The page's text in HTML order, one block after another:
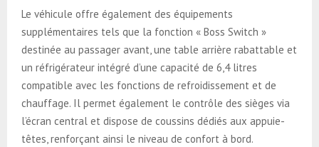
Le véhicule offre également des équipements
supplémentaires tels que la fonction « Boss Switch »
destinée au passager avant, une table arrière rabattable et
un réfrigérateur intégré d’une capacité de 6,4 litres
compatible avec les fonctions de refroidissement et de
chauffage. Il permet également le contrôle des sièges via
l’écran central et dispose de coussins dédiés aux appuie-
têtes, renforçant ainsi le niveau de confort à bord.